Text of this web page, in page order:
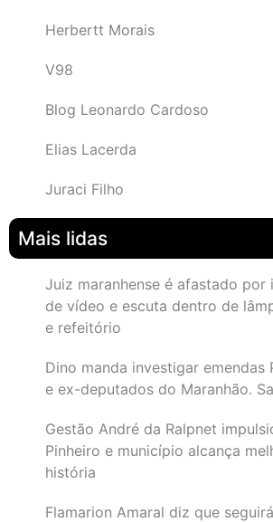
Herbertt Morais
V98
Blog Leonardo Cardoso
Elias Lacerda
Juraci Filho
Mais lidas
Juiz maranhense é afastado por
de vídeo e escuta dentro de
e refeitório
Dino manda investigar emendas
e ex-deputados do Maranhão.
Gestão André da Ralpnet
Pinheiro e município alcança
história
Flamarion Amaral diz que